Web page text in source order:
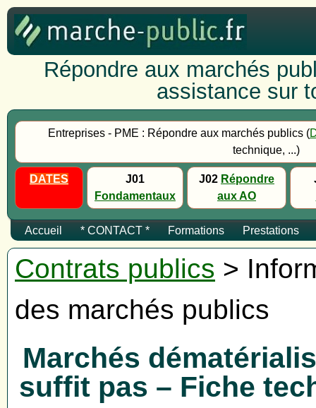
Répondre aux marchés
assistance sur
Entreprises - PME : Répondre aux marchés publics (
technique, ...)
DATES
J01
Fondamentaux
J02 Répondre
aux AO
Accueil * CONTACT * Formations Prestations
Contrats publics >
des marchés publics
Marchés
suffit pas – Fiche